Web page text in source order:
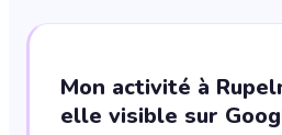
Mon activité à
elle visible sur